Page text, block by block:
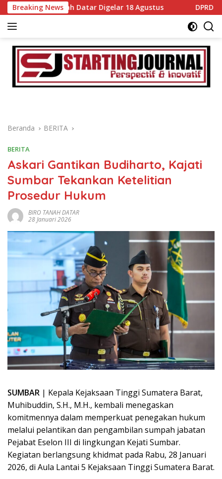
Langsung
ke
konten
Breaking News
Datar Digelar 18 Agustus DPRD dan Pemkab Tanah
Beranda BERITA
BERITA
Askari Gantikan Budiharto, Kajati
Sumbar Tekankan Ketelitian
Prosedur Hukum
BIRO TANAH DATAR
28 Januari 2026
SUMBAR | Kepala Kejaksaan Tinggi Sumatera Barat,
Muhibuddin, S.H., M.H., kembali menegaskan
komitmennya dalam memperkuat penegakan hukum
melalui pelantikan dan pengambilan sumpah jabatan
Pejabat Eselon III di lingkungan Kejati Sumbar.
Kegiatan berlangsung khidmat pada Rabu, 28 Januari
2026, di Aula Lantai 5 Kejaksaan Tinggi Sumatera Barat.